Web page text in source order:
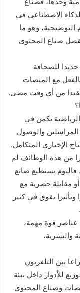
الاصطناعي في
التوضيحية، وهو ما
صناع المحتوى
جديدا للصحافة
مع المنصات
تعقيدا من أي وقت مضى.
تكمن في
والوصول
الإخباري المتكامل.
من هذه الوظائف لم
فاليوم يستطيع صانع
مقابلة حصرية مع
يفوق في كثير
عناصر قوة مهمة،
والبشرية،
بين التلفزيون
للأدوار داخل بيئة
وصناع المحتوى